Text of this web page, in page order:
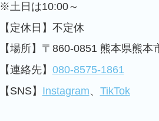
※土日は10:00～
【定休日】不定休
【場所】〒860-0851 熊本県熊本
【連絡先】 080-8575-1861
【SNS】 Instagram、 TikTok